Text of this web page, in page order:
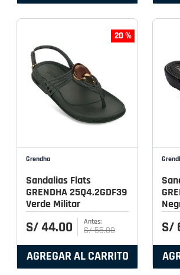
20 %
Grendha
Sandalias Flats
GRENDHA 25Q4.2GDF39
Verde Militar
S/44.00 S/55.00
AGREGAR AL CARRITO
S/